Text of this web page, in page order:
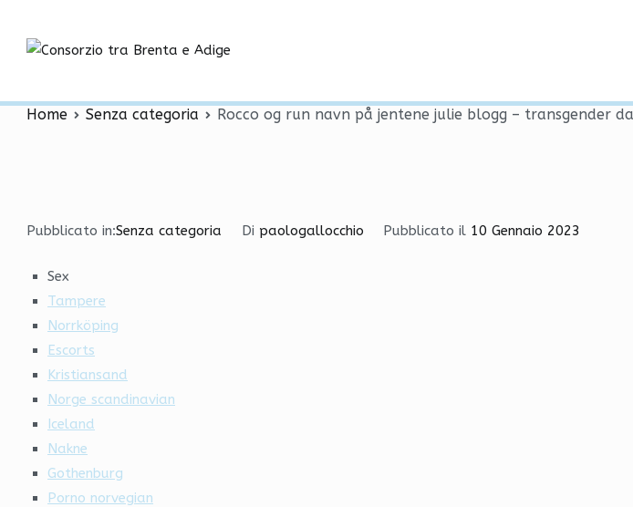
contenuto
Rocco og run navn på jentene julie
Home Senza categoria Rocco og run navn på jentene julie blogg – transgender
Pubblicato in:Senza categoria Di paologallocchio Pubblicato il 10 Gennaio 2023
Sex
Tampere
Norrköping
Escorts
Kristiansand
Norge scandinavian
Iceland
Nakne
Gothenburg
Porno norvegian